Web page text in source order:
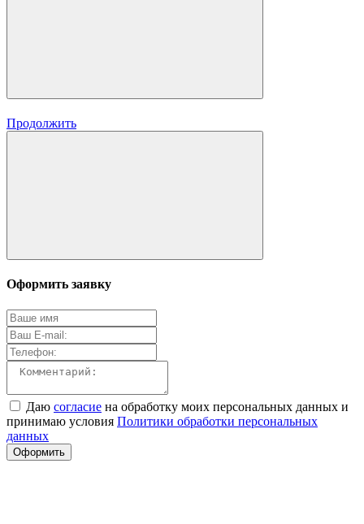
Продолжить
Оформить заявку
Даю согласие на обработку моих персональных данных и
принимаю условия Политики обработки персональных
данных
Оформить